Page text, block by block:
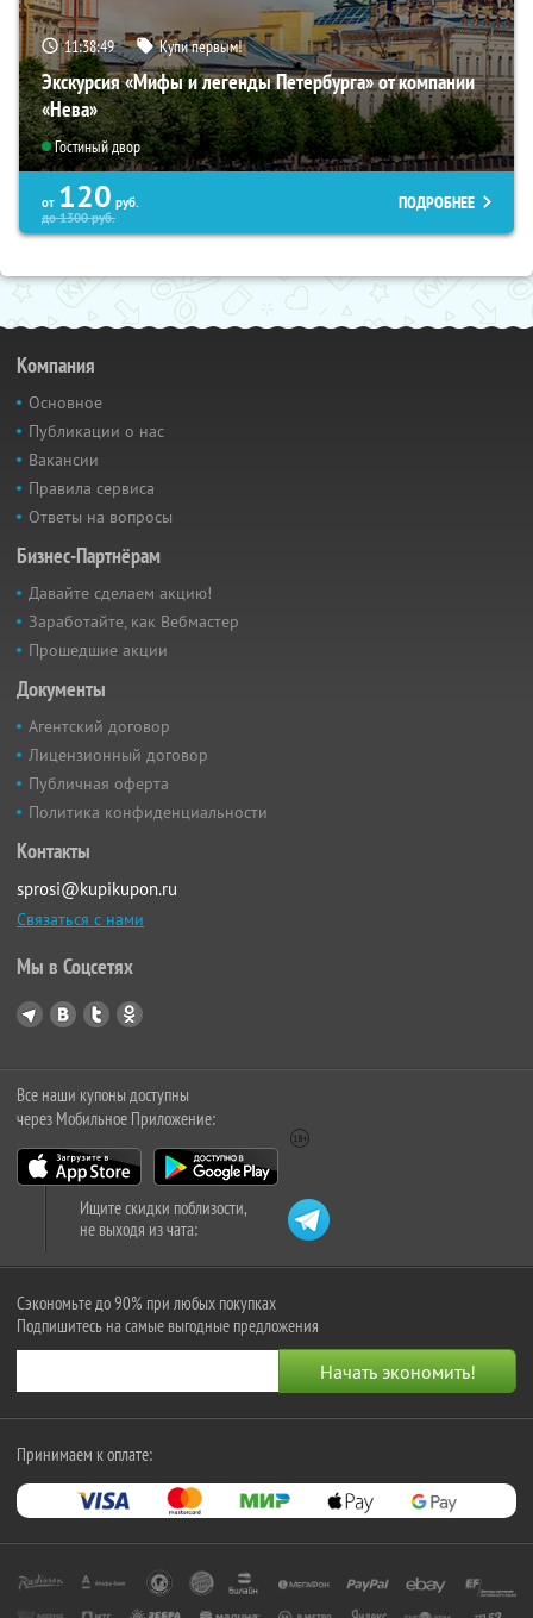
11:38:47 Купи первым!
Экскурсия «Мифы и легенды Петербурга» от компании
«Нева»
Гостиный двор
от 120 руб.
до1300руб.
ПОДРОБНЕЕ
Компания
Основное
Публикации о нас
Вакансии
Правила сервиса
Ответы на вопросы
Бизнес-Партнёрам
Давайте сделаем акцию!
Заработайте, как Вебмастер
Прошедшие акции
Документы
Агентский договор
Лицензионный договор
Публичная оферта
Политика конфиденциальности
Контакты
sprosi@kupikupon.ru
Связаться с нами
Мы в Соцсетях
Все наши купоны доступны
через Мобильное Приложение:
Ищите скидки поблизости,
не выходя из чата:
Сэкономьте до 90% при любых покупках
Подпишитесь на самые выгодные предложения
Принимаем к оплате: